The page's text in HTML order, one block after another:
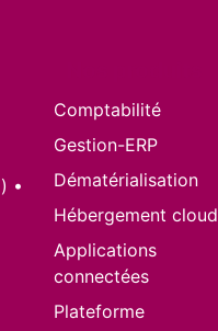
Comptabilité
Gestion-ERP
Dématérialisation
Hébergement cloud
Applications
connectées
Plateforme
•